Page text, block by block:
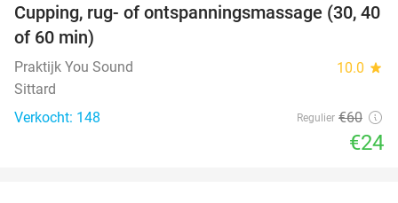
60%
Cupping, rug- of ontspanningsmassage (30, 40
of 60 min)
Praktijk You Sound 10.0 star
Sittard
Verkocht: 148
Regulier €60
€24